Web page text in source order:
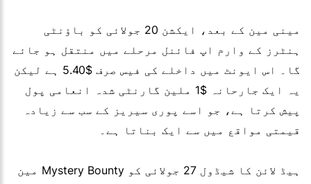
مینی مین کے بعد، ایکشن 20 جولائی کو باؤنٹی
ہنٹرز کے وارم اپ فائنل مرحلے میں منتقل ہو جائے
گا۔ اس ایونٹ میں داخلے کی فیس صرف $5.40 ہے لیکن
یہ ایک جارحانہ $1 ملین گارنٹی شدہ انعامی پول
پیش کرتا ہے، جو اسے پوری سیریز کے سب سے زیادہ
قیمتی مواقع میں سے ایک بناتا ہے۔
ہیڈ لائن کا شیڈول 27 جولائی کو Mystery Bounty مین